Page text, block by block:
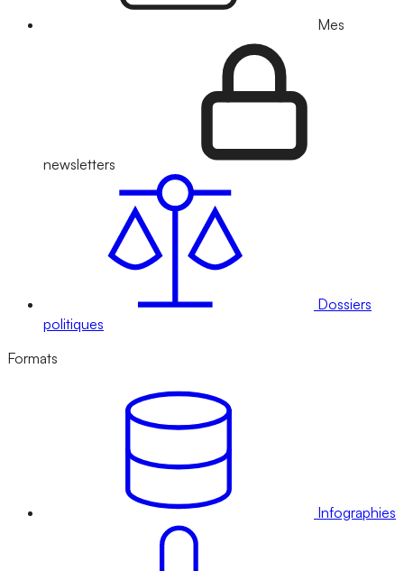
Mes
newsletters
Dossiers
politiques
Formats
Infographies